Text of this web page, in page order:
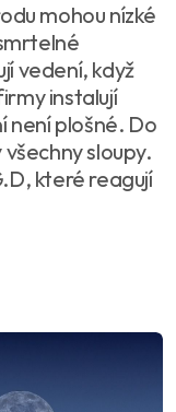
mohou nízké
vedení, když
instalují
není plošné. Do
sloupy.
které reagují